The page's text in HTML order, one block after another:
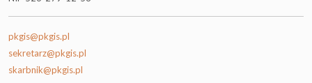
pkgis@pkgis.pl
sekretarz@pkgis.pl
skarbnik@pkgis.pl